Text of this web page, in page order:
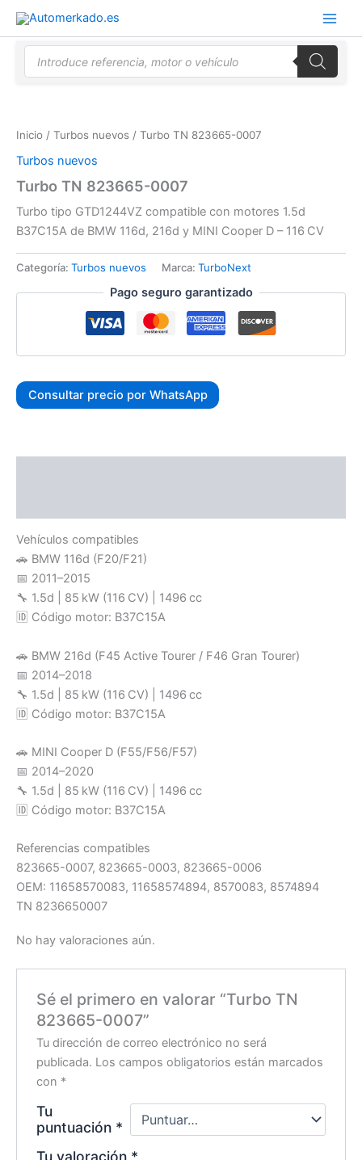
contenido
Búsqueda
Inicio / Turbos nuevos / Turbo TN 823665-0007
Turbos nuevos
Turbo TN 823665-0007
Turbo tipo GTD1244VZ compatible con motores 1.5d
B37C15A de BMW 116d, 216d y MINI Cooper D – 116 CV
Categoría: Turbos nuevos Marca: TurboNext
Pago seguro garantizado
Consultar precio por WhatsApp
Vehículos compatibles
🚗 BMW 116d (F20/F21)
📅 2011–2015
🔧 1.5d | 85 kW (116 CV) | 1496 cc
🆔 Código motor: B37C15A
🚗 BMW 216d (F45 Active Tourer / F46 Gran Tourer)
📅 2014–2018
🔧 1.5d | 85 kW (116 CV) | 1496 cc
🆔 Código motor: B37C15A
🚗 MINI Cooper D (F55/F56/F57)
📅 2014–2020
🔧 1.5d | 85 kW (116 CV) | 1496 cc
🆔 Código motor: B37C15A
Referencias compatibles
823665-0007, 823665-0003, 823665-0006
OEM: 11658570083, 11658574894, 8570083, 8574894
TN 8236650007
No hay valoraciones aún.
Sé el primero en valorar “Turbo TN
823665-0007”
Tu dirección de correo electrónico no será
publicada. Los campos obligatorios están marcados
con *
Tu
puntuación *
Tu valoración *